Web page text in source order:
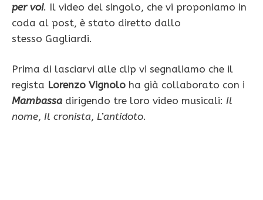
per voi. Il video del singolo, che vi proponiamo in
coda al post, è stato diretto dallo
stesso Gagliardi.
Prima di lasciarvi alle clip vi segnaliamo che il
regista Lorenzo Vignolo ha già collaborato con i
Mambassa dirigendo tre loro video musicali: Il
nome, Il cronista, L’antidoto.